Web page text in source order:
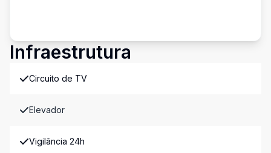
Infraestrutura
Circuito de TV
Elevador
Vigilância 24h